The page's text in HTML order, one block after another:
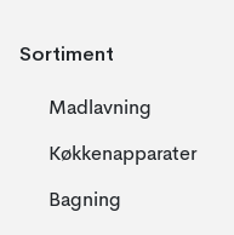
Sortiment
Madlavning
Køkkenapparater
Bagning